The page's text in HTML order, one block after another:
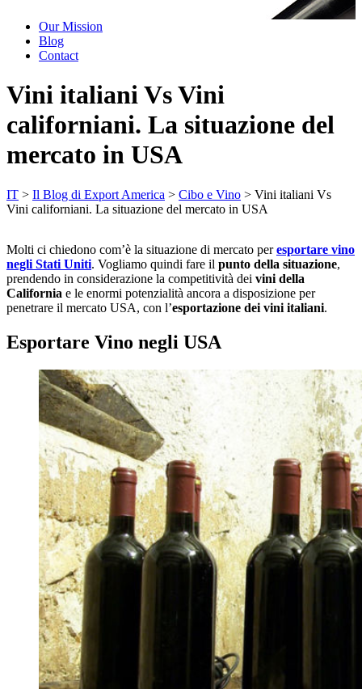
Our Mission
Blog
Contact
Vini italiani Vs Vini
californiani. La situazione del
mercato in USA
IT > Il Blog di Export America > Cibo e Vino > Vini italiani Vs
Vini californiani. La situazione del mercato in USA
Molti ci chiedono com’è la situazione di mercato peresportare vino
negli Stati Uniti. Vogliamo quindi fare il punto della situazione,
prendendo in considerazione la competitività dei vini della
California e le enormi potenzialità ancora a disposizione per
penetrare il mercato USA, con l’esportazione dei vini italiani.
Esportare Vino negli USA